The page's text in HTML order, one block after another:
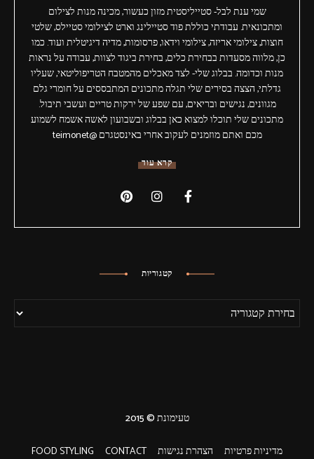
שמי ענת לבל- סטייליסטית מזון כעשור, מכינה מנות לצילום
ומתכונאית. עבודתי כוללת פוד סטיילינג וארט לצילומי סטיילס, שלטי
חוצות, צילומי אריזה, צילומי וידאו, פרסומות, מדיה דיגיטלית ועוד. כמו
כן, מלווה מסעדות בבחירת כלים, בחירת ביגוד לצוות, עבודה על נראות
מנות וכדומה. בבלוג שלי- לצד מאכלים מהמטבח הטריפוליטאי, שעליו
גדלתי, הצצה בסירים שלי תגלה מתכונים המתבססים על חומרי גלם
מגוונים, נגישים ובריאים, עם שפע של ירקות טריים ועשבי תיבול.
מתכונים שלי תוכלו למצוא כאן בבלוג ובשבועון לאשה אשמח לשמוע
מכם ואתם מוזמנים לעקוב אחרי באינסטגרם @teimonet
קרא עוד
קטגוריות
מדיניות פרטיות הצהרת נגישות CONTACT
FOOD STYLING
טעימונת © 2015